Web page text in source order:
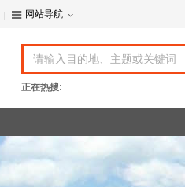
网站导航
正在热搜: